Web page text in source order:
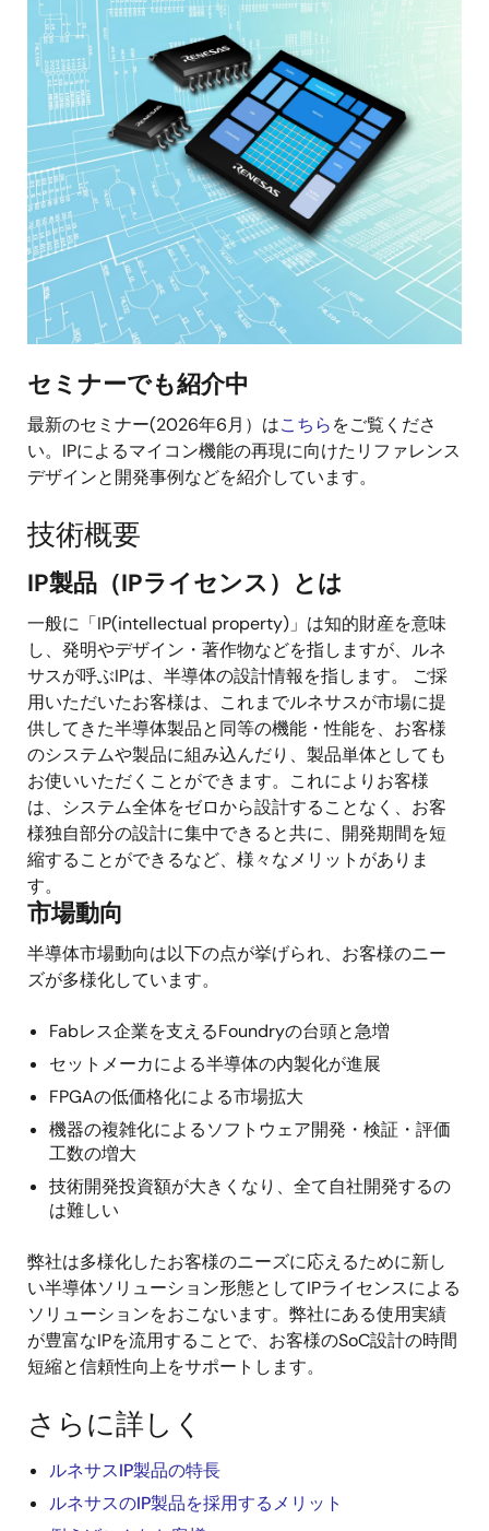
セミナーでも紹介中
最新のセミナー(2026年6月）はこちらをご覧くださ
い。IPによるマイコン機能の再現に向けたリファレンス
デザインと開発事例などを紹介しています。
技術概要
IP製品（IPライセンス）とは
一般に「IP(intellectual property)」は知的財産を意味
し、発明やデザイン・著作物などを指しますが、ルネ
サスが呼ぶIPは、半導体の設計情報を指します。 ご採
用いただいたお客様は、これまでルネサスが市場に提
供してきた半導体製品と同等の機能・性能を、お客様
のシステムや製品に組み込んだり、製品単体としても
お使いいただくことができます。これによりお客様
は、システム全体をゼロから設計することなく、お客
様独自部分の設計に集中できると共に、開発期間を短
縮することができるなど、様々なメリットがありま
す。
市場動向
半導体市場動向は以下の点が挙げられ、お客様のニー
ズが多様化しています。
Fabレス企業を支えるFoundryの台頭と急増
セットメーカによる半導体の内製化が進展
FPGAの低価格化による市場拡大
機器の複雑化によるソフトウェア開発・検証・評価
工数の増大
技術開発投資額が大きくなり、全て自社開発するの
は難しい
弊社は多様化したお客様のニーズに応えるために新し
い半導体ソリューション形態としてIPライセンスによる
ソリューションをおこないます。弊社にある使用実績
が豊富なIPを流用することで、お客様のSoC設計の時間
短縮と信頼性向上をサポートします。
さらに詳しく
ルネサスIP製品の特長
ルネサスのIP製品を採用するメリット